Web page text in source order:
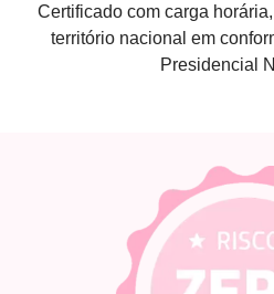
Certificado com carga
território nacional em
Presidencial